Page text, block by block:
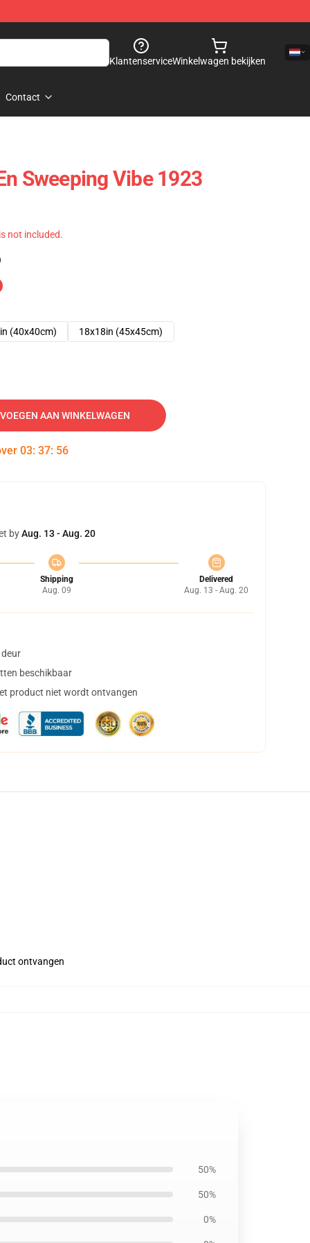
KlantenserviceWinkelwagen bekijken
Contact
Sweeping Vibe 1923
not included.
(40x40cm)
18x18in (45x45cm)
AAN WINKELWAGEN
03: 37: 55
byAug. 13 - Aug. 20
Shipping
Aug. 09
Delivered
Aug. 13 - Aug. 20
beschikbaar
product niet wordt ontvangen
ontvangen
50%
50%
0%